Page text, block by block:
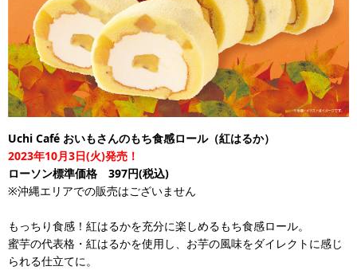
Uchi Café おいもさんのもち食感ロール（紅はるか）
2023年10月3日(火)発売！
ローソン標準価格 397円(税込)
※沖縄エリアでの販売はございません
もっちり食感！紅はるかを充分に楽しめるもち食感ロール。
蜜芋の代表格・紅はるかを使用し、お芋の風味をダイレクトに感じ
られる仕立てに。